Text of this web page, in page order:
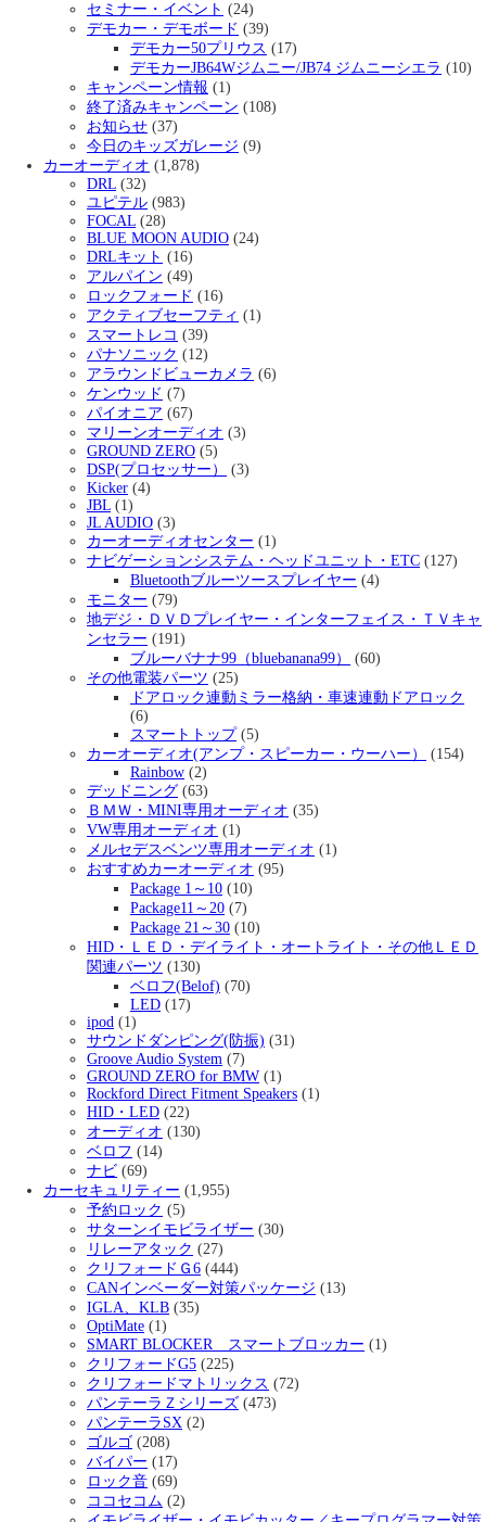
セミナー・イベント (24)
デモカー・デモボード (39)
デモカー50プリウス (17)
デモカーJB64Wジムニー/JB74 ジムニーシエラ (10)
キャンペーン情報 (1)
終了済みキャンペーン (108)
お知らせ (37)
今日のキッズガレージ (9)
カーオーディオ (1,878)
DRL (32)
ユピテル (983)
FOCAL (28)
BLUE MOON AUDIO (24)
DRLキット (16)
アルパイン (49)
ロックフォード (16)
アクティブセーフティ (1)
スマートレコ (39)
パナソニック (12)
アラウンドビューカメラ (6)
ケンウッド (7)
パイオニア (67)
マリーンオーディオ (3)
GROUND ZERO (5)
DSP(プロセッサー）
(3)
Kicker (4)
JBL (1)
JL AUDIO (3)
カーオーディオセンター (1)
ナビゲーションシステム・ヘッドユニット・ETC (127)
Bluetoothブルーツースプレイヤー (4)
モニター (79)
地デジ・ＤＶＤプレイヤー・インターフェイス・ＴＶキャ
ンセラー (191)
ブルーバナナ99（bluebanana99）
(60)
その他電装パーツ (25)
ドアロック連動ミラー格納・車速連動ドアロック
(6)
スマートトップ(5)
カーオーディオ(アンプ・スピーカー・ウーハー）
(154)
Rainbow (2)
デッドニング (63)
ＢＭＷ・MINI専用オーディオ (35)
VW専用オーディオ (1)
メルセデスベンツ専用オーディオ (1)
おすすめカーオーディオ (95)
Package 1～10 (10)
Package11～20 (7)
Package 21～30 (10)
HID・ＬＥＤ・デイライト・オートライト・その他ＬＥＤ
関連パーツ (130)
ベロフ(Belof) (70)
LED (17)
ipod (1)
サウンドダンピング(防振) (31)
Groove Audio System (7)
GROUND ZERO for BMW (1)
Rockford Direct Fitment Speakers (1)
HID・LED (22)
オーディオ (130)
ベロフ (14)
ナビ (69)
カーセキュリティー (1,955)
予約ロック (5)
サターンイモビライザー (30)
リレーアタック (27)
クリフォードＧ6 (444)
CANインベーダー対策パッケージ (13)
IGLA、KLB (35)
OptiMate (1)
SMART BLOCKER スマートブロッカー (1)
クリフォードG5 (225)
クリフォードマトリックス (72)
パンテーラＺシリーズ (473)
パンテーラSX (2)
ゴルゴ (208)
バイパー (17)
ロック音 (69)
ココセコム (2)